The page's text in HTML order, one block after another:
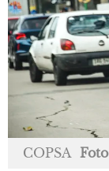
COPSA